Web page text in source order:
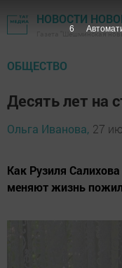
НОВОСТИ
Газета "Шешминская
ОБЩЕСТВО
Десять лет на
Ольга Иванова, 27
Как Рузиля
меняют жизнь
5